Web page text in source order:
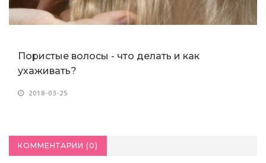
Пористые волосы - что делать и как
ухаживать?
2018-03-25
КОММЕНТАРИИ (0)